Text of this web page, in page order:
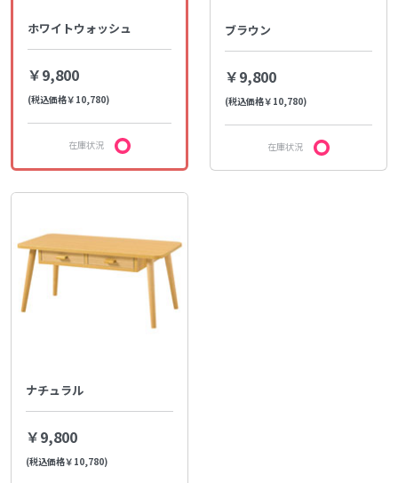
ホワイトウォッシュ
￥9,800
(税込価格￥10,780)
在庫状況
ブラウン
￥9,800
(税込価格￥10,780)
在庫状況
ナチュラル
￥9,800
(税込価格￥10,780)